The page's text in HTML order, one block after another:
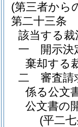
(第三者から
第二十三条
該当する
一
開示
棄却する
二
審査請
係る公文
公文書の
(平二